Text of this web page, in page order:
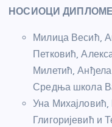
НОСИОЦИ ДИПЛОМЕ
Милица Весић,
Петковић,
Милетић,
Средња школа
Уна
Глигоријевић и